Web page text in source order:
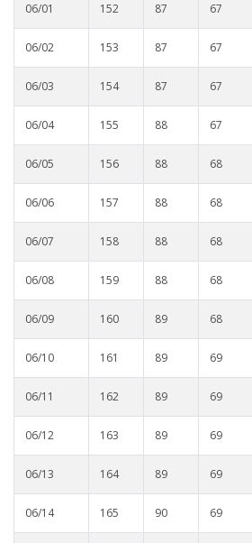
06/01 152 87 67
06/02 153 87 67
06/03 154 87 67
06/04 155 88 67
06/05 156 88 68
06/06 157 88 68
06/07 158 88 68
06/08 159 88 68
06/09 160 89 68
06/10 161 89 69
06/11 162 89 69
06/12 163 89 69
06/13 164 89 69
06/14 165 90 69